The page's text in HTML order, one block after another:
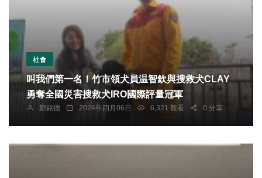
社會
叫我們第一名！竹市領犬員温智欽與搜救犬CLAY
勇奪全國災害搜救犬IRO國際評量冠軍
鄭銘德 2024年四月06日 6,321 觀看 0 分享